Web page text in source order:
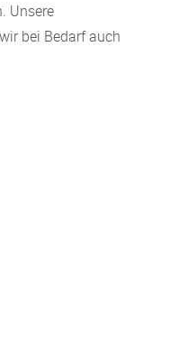
Unsere
bei Bedarf auch